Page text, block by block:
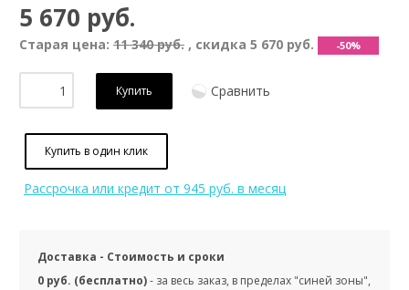
5 670 руб.
Старая цена: 11 340 руб. , скидка 5 670 руб. -50%
Купить Сравнить
Купить в один клик
Рассрочка или кредит от 945 руб. в месяц
Доставка - Стоимость и сроки
0 руб. (бесплатно)- за весь заказ, в пределах "синей зоны",